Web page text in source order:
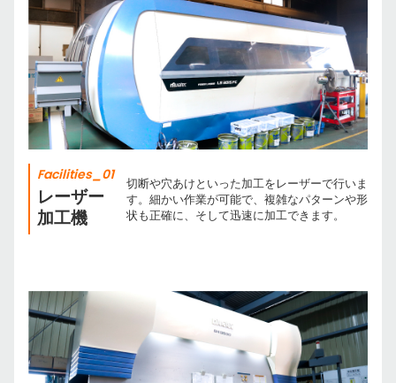
Facilities_01
レーザー
加工機
切断や穴あけといった加工をレーザーで行いま
す。細かい作業が可能で、複雑なパターンや形
状も正確に、そして迅速に加工できます。